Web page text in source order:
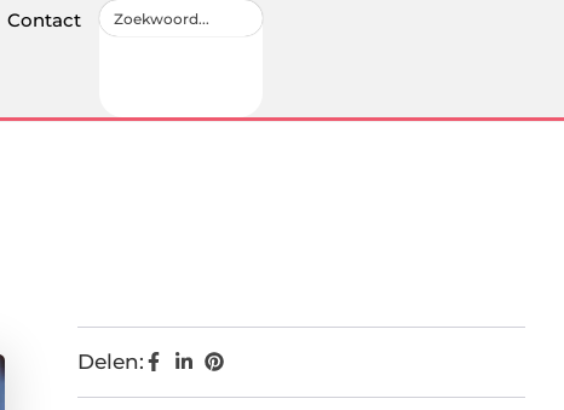
Contact
Delen: